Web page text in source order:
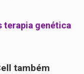
terapia genética
também